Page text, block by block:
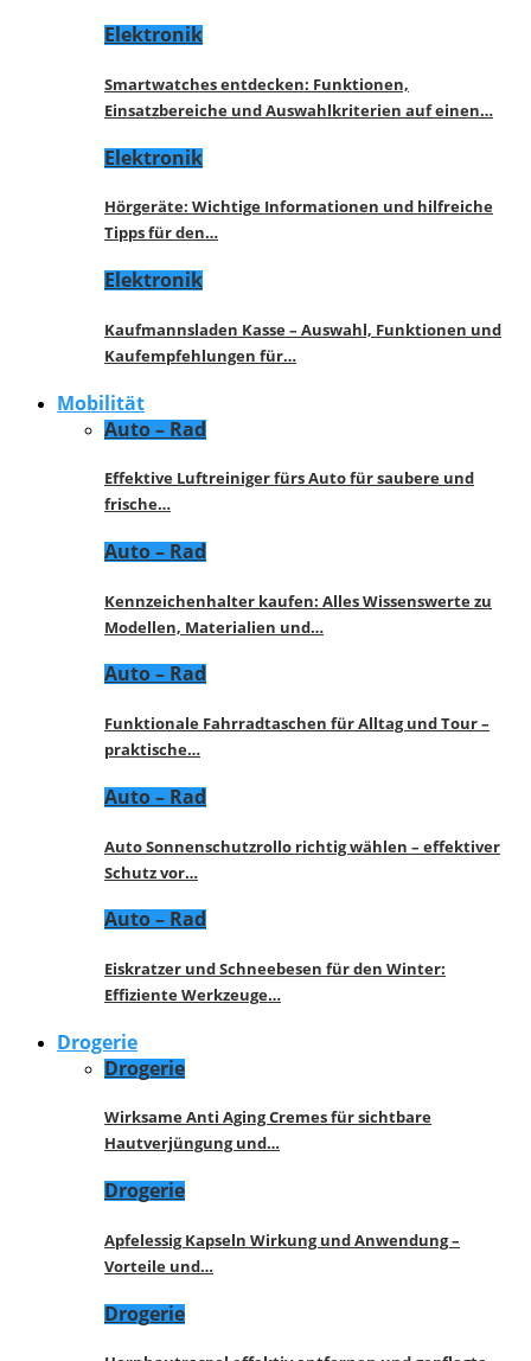
Elektronik
Smartwatches entdecken: Funktionen,
Einsatzbereiche und Auswahlkriterien auf einen…
Elektronik
Hörgeräte: Wichtige Informationen und hilfreiche
Tipps für den…
Elektronik
Kaufmannsladen Kasse – Auswahl, Funktionen und
Kaufempfehlungen für…
Mobilität
Auto – Rad
Effektive Luftreiniger fürs Auto für saubere und
frische…
Auto – Rad
Kennzeichenhalter kaufen: Alles Wissenswerte zu
Modellen, Materialien und…
Auto – Rad
Funktionale Fahrradtaschen für Alltag und Tour –
praktische…
Auto – Rad
Auto Sonnenschutzrollo richtig wählen – effektiver
Schutz vor…
Auto – Rad
Eiskratzer und Schneebesen für den Winter:
Effiziente Werkzeuge…
Drogerie
Drogerie
Wirksame Anti Aging Cremes für sichtbare
Hautverjüngung und…
Drogerie
Apfelessig Kapseln Wirkung und Anwendung –
Vorteile und…
Drogerie